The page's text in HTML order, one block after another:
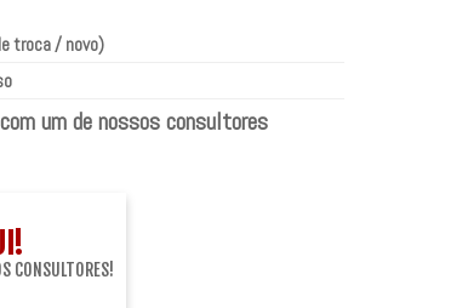
troca / novo)
um de nossos consultores
CONSULTORES!